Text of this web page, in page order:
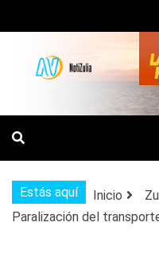
al
contenido
NOTICIAS
DE
Estás aquí Inicio
Paralización del